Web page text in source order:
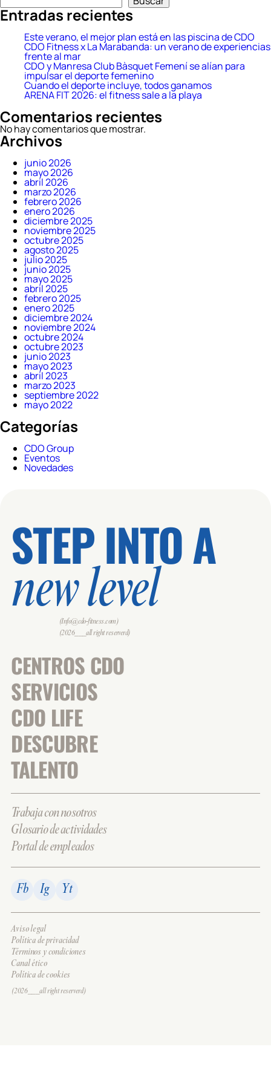
Entradas recientes
Este verano, el mejor plan está en las piscina de CDO
CDO Fitness x La Marabanda: un verano de experiencias
frente al mar
CDO y Manresa Club Bàsquet Femení se alían para
impulsar el deporte femenino
Cuando el deporte incluye, todos ganamos
ARENA FIT 2026: el fitness sale a la playa
Comentarios recientes
No hay comentarios que mostrar.
Archivos
junio 2026
mayo 2026
abril 2026
marzo 2026
febrero 2026
enero 2026
diciembre 2025
noviembre 2025
octubre 2025
agosto 2025
julio 2025
junio 2025
mayo 2025
abril 2025
febrero 2025
enero 2025
diciembre 2024
noviembre 2024
octubre 2024
octubre 2023
junio 2023
mayo 2023
abril 2023
marzo 2023
septiembre 2022
mayo 2022
Categorías
CDO Group
Eventos
Novedades
STEP INTO A
new level
(Info@cdo-fitness.com)
(2026___all right reserverd)
CENTROS CDO
SERVICIOS
CDO LIFE
DESCUBRE
TALENTO
Trabaja con nosotros
Glosario de actividades
Portal de empleados
Fb Ig Yt
Aviso legal
Política de privacidad
Términos y condiciones
Canal ético
Política de cookies
(2026___all right reserverd)